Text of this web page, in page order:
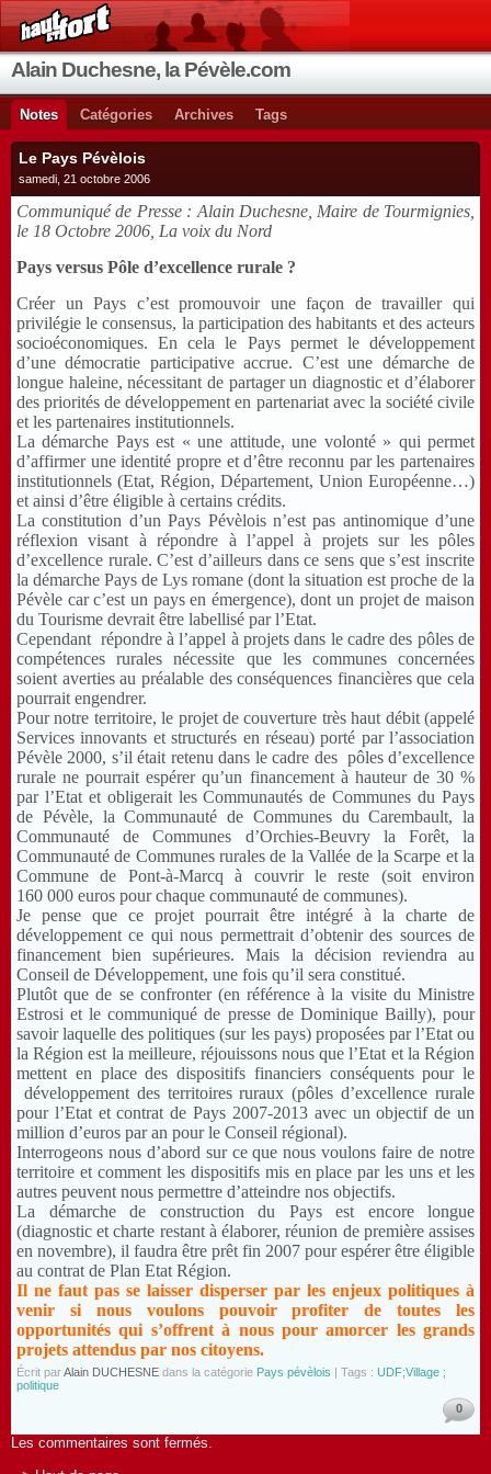
Alain Duchesne, la Pévèle.com
Notes Catégories Archives Tags
Le Pays Pévèlois
samedi, 21 octobre 2006
Communiqué de Presse : Alain Duchesne, Maire de Tourmignies,
le 18 Octobre 2006, La voix du Nord
Pays versus Pôle d’excellence rurale ?
Créer un Pays c’est promouvoir une façon de travailler qui
privilégie le consensus, la participation des habitants et des acteurs
socioéconomiques. En cela le Pays permet le développement
d’une démocratie participative accrue. C’est une démarche de
longue haleine, nécessitant de partager un diagnostic et d’élaborer
des priorités de développement en partenariat avec la société civile
et les partenaires institutionnels.
La démarche Pays est « une attitude, une volonté » qui permet
d’affirmer une identité propre et d’être reconnu par les partenaires
institutionnels (Etat, Région, Département, Union Européenne…)
et ainsi d’être éligible à certains crédits.
La constitution d’un Pays Pévèlois n’est pas antinomique d’une
réflexion visant à répondre à l’appel à projets sur les pôles
d’excellence rurale. C’est d’ailleurs dans ce sens que s’est inscrite
la démarche Pays de Lys romane (dont la situation est proche de la
Pévèle car c’est un pays en émergence), dont un projet de maison
du Tourisme devrait être labellisé par l’Etat.
Cependant répondre à l’appel à projets dans le cadre des pôles de
compétences rurales nécessite que les communes concernées
soient averties au préalable des conséquences financières que cela
pourrait engendrer.
Pour notre territoire, le projet de couverture très haut débit (appelé
Services innovants et structurés en réseau) porté par l’association
Pévèle 2000, s’il était retenu dans le cadre des pôles d’excellence
rurale ne pourrait espérer qu’un financement à hauteur de 30 %
par l’Etat et obligerait les Communautés de Communes du Pays
de Pévèle, la Communauté de Communes du Carembault, la
Communauté de Communes d’Orchies-Beuvry la Forêt, la
Communauté de Communes rurales de la Vallée de la Scarpe et la
Commune de Pont-à-Marcq à couvrir le reste (soit environ
160 000 euros pour chaque communauté de communes).
Je pense que ce projet pourrait être intégré à la charte de
développement ce qui nous permettrait d’obtenir des sources de
financement bien supérieures. Mais la décision reviendra au
Conseil de Développement, une fois qu’il sera constitué.
Plutôt que de se confronter (en référence à la visite du Ministre
Estrosi et le communiqué de presse de Dominique Bailly), pour
savoir laquelle des politiques (sur les pays) proposées par l’Etat ou
la Région est la meilleure, réjouissons nous que l’Etat et la Région
mettent en place des dispositifs financiers conséquents pour le
développement des territoires ruraux (pôles d’excellence rurale
pour l’Etat et contrat de Pays 2007-2013 avec un objectif de un
million d’euros par an pour le Conseil régional).
Interrogeons nous d’abord sur ce que nous voulons faire de notre
territoire et comment les dispositifs mis en place par les uns et les
autres peuvent nous permettre d’atteindre nos objectifs.
La démarche de construction du Pays est encore longue
(diagnostic et charte restant à élaborer, réunion de première assises
en novembre), il faudra être prêt fin 2007 pour espérer être éligible
au contrat de Plan Etat Région.
Il ne faut pas se laisser disperser par les enjeux politiques à
venir si nous voulons pouvoir profiter de toutes les
opportunités qui s’offrent à nous pour amorcer les grands
projets attendus par nos citoyens.
Écrit parAlain DUCHESNE dans la catégorie Pays pévèlois | Tags : UDF;Village ;
politique
0
Les commentaires sont fermés.